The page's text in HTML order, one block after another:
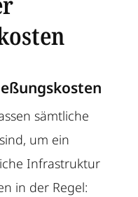
sämtliche
um ein
Infrastruktur
in der Regel: